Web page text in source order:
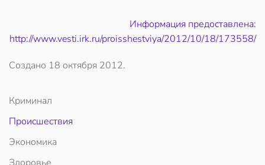
Информация предоставлена:
http://www.vesti.irk.ru/proisshestviya/2012/10/18/173558/
Создано 18 октября 2012.
Криминал
Происшествия
Экономика